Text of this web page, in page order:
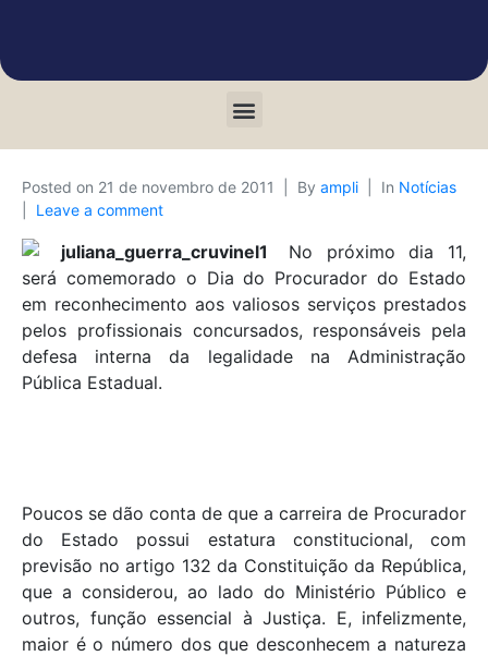
Posted on 21 de novembro de 2011 By ampli In Notícias
Leave a comment
No próximo dia 11,
será comemorado o Dia do Procurador do Estado
em reconhecimento aos valiosos serviços prestados
pelos profissionais concursados, responsáveis pela
defesa interna da legalidade na Administração
Pública Estadual.
Poucos se dão conta de que a carreira de Procurador
do Estado possui estatura constitucional, com
previsão no artigo 132 da Constituição da República,
que a considerou, ao lado do Ministério Público e
outros, função essencial à Justiça. E, infelizmente,
maior é o número dos que desconhecem a natureza